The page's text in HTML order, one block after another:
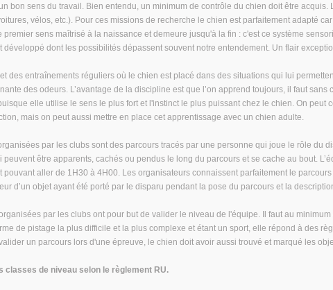
bon sens du travail. Bien entendu, un minimum de contrôle du chien doit être
vélos, etc.). Pour ces missions de recherche le chien est parfaitement adapté
premier sens maîtrisé à la naissance et demeure jusqu'à la fin : c'est ce système
développé dont les possibilités dépassent souvent notre entendement. Un flair
des entraînements réguliers où le chien est placé dans des situations qui lui
des odeurs. L’avantage de la discipline est que l’on apprend toujours, il faut
elle utilise le sens le plus fort et l'instinct le plus puissant chez le chien. On peut
mais on peut aussi mettre en place cet apprentissage avec un chien adulte.
par les clubs sont des parcours tracés par une personne qui joue le rôle du
peuvent être apparents, cachés ou pendus le long du parcours et se cache au bout.
pouvant aller de 1H30 à 4H00. Les organisateurs connaissent parfaitement le
d’un objet ayant été porté par le disparu pendant la pose du parcours et la
par les clubs ont pour but de valider le niveau de l'équipe. Il faut au
de pistage la plus difficile et la plus complexe et étant un sport, elle répond à des
un parcours lors d'une épreuve, le chien doit avoir aussi trouvé et marqué les
classes de niveau selon le règlement RU.